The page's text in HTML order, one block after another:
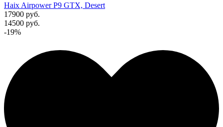
Haix Airpower P9 GTX, Desert
17900 руб.
14500 руб.
-19%